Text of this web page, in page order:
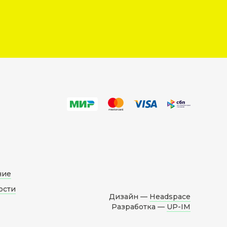
Дизайн — Headspace
Разработка — UP-IM